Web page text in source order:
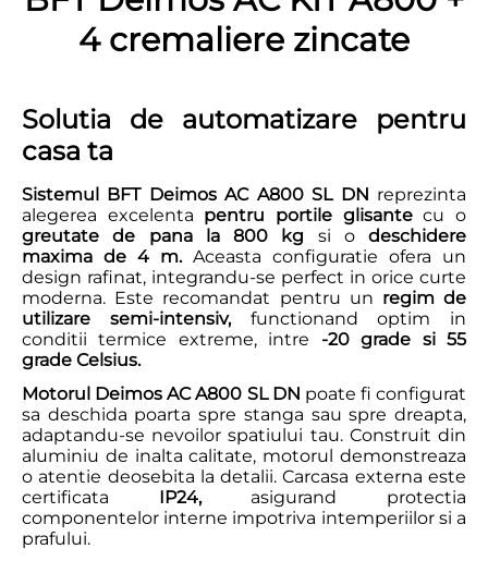
4 cremaliere zincate
Solutia de automatizare pentru
casa ta
Sistemul BFT Deimos AC A800 SL DN reprezinta
alegerea excelenta pentru portile glisantecu o
greutate de pana la 800 kg si o deschidere
maxima de 4 m.Aceasta configuratie ofera un
design rafinat, integrandu-se perfect in orice curte
moderna. Este recomandat pentru un regim de
utilizare semi-intensiv,functionand optim in
conditii termice extreme, intre -20 grade si 55
grade Celsius.
Motorul Deimos AC A800 SL DN poate fi configurat
sa deschida poarta spre stanga sau spre dreapta,
adaptandu-se nevoilor spatiului tau. Construit din
aluminiu de inalta calitate, motorul demonstreaza
o atentie deosebita la detalii. Carcasa externa este
certificata
IP24,asigurand protectia
componentelor interne impotriva intemperiilor si a
prafului.